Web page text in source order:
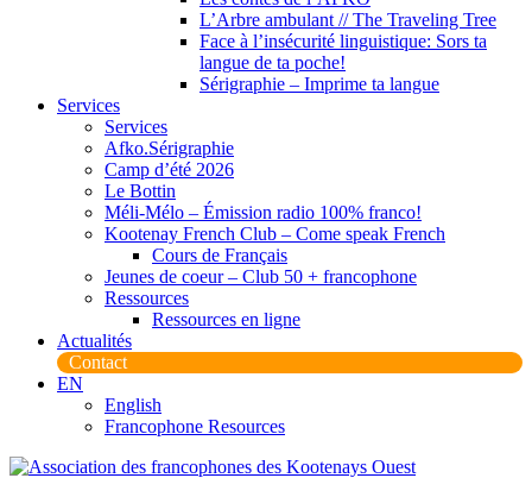
L’Arbre ambulant // The Traveling Tree
Face à l’insécurité linguistique: Sors ta
langue de ta poche!
Sérigraphie – Imprime ta langue
Services
Services
Afko.Sérigraphie
Camp d’été 2026
Le Bottin
Méli-Mélo – Émission radio 100% franco!
Kootenay French Club – Come speak French
Cours de Français
Jeunes de coeur – Club 50 + francophone
Ressources
Ressources en ligne
Actualités
Contact
EN
English
Francophone Resources